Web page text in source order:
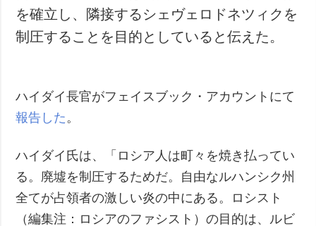
犯罪
事故・緊急事態
インタビュー
写真
動画
フォトバンク
を確立し、隣接するシェヴェロドネツィクを
制圧することを目的としていると伝えた。
ハイダイ長官がフェイスブック・アカウントにて
報告した 。
ハイダイ氏は、「ロシア人は町々を焼き払ってい
る。廃墟を制圧するためだ。自由なルハンシク州
全てが占領者の激しい炎の中にある。ロシスト
（編集注：ロシアのファシスト）の目的は、ルビ